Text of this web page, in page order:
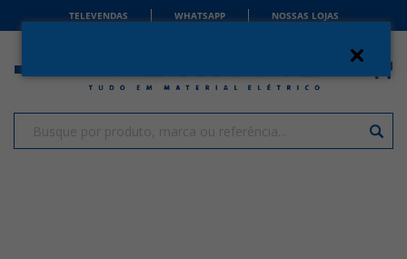
TELEVENDAS WHATSAPP NOSSAS LOJAS